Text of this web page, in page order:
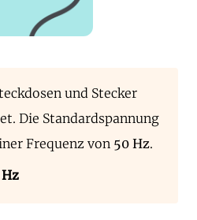
und Stecker
Die Standardspannung
Frequenz von 50 Hz.